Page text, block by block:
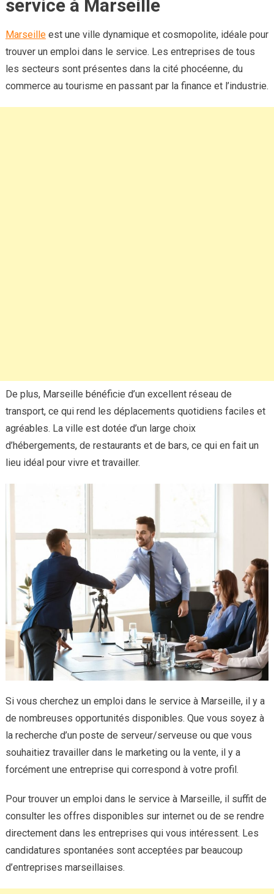
service à Marseille
Marseilleest une ville dynamique et cosmopolite, idéale pour
trouver un emploi dans le service. Les entreprises de tous
les secteurs sont présentes dans la cité phocéenne, du
commerce au tourisme en passant par la finance et l’industrie.
De plus, Marseille bénéficie d’un excellent réseau de
transport, ce qui rend les déplacements quotidiens faciles et
agréables. La ville est dotée d’un large choix
d’hébergements, de restaurants et de bars, ce qui en fait un
lieu idéal pour vivre et travailler.
Si vous cherchez un emploi dans le service à Marseille, il y a
de nombreuses opportunités disponibles. Que vous soyez à
la recherche d’un poste de serveur/serveuse ou que vous
souhaitiez travailler dans le marketing ou la vente, il y a
forcément une entreprise qui correspond à votre profil.
Pour trouver un emploi dans le service à Marseille, il suffit de
consulter les offres disponibles sur internet ou de se rendre
directement dans les entreprises qui vous intéressent. Les
candidatures spontanées sont acceptées par beaucoup
d’entreprises marseillaises.